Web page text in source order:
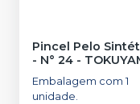
Pincel Pelo
- N° 24 -
Embalagem com 1
unidade.